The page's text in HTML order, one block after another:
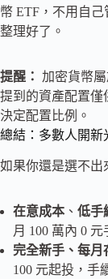
幣 ETF，不用自
整理好了。
提醒： 加密貨幣
提到的資產配置僅
決定配置比例。
總結：多數人開新
如果你還是選不出
在意成本 、 低手
月 100 萬內 0 元
完全新手、每月
100 元起投，手